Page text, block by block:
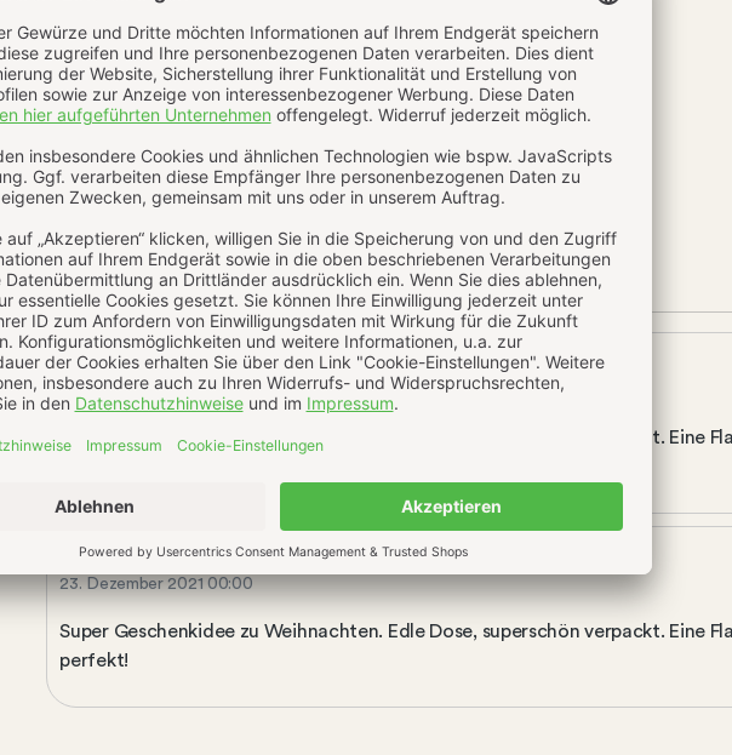
Bewertungen
Bewertungen nur in der aktuellen Sprache anzeigen.
23. Dezember 2021 08:32
Super Geschenkidee zu Weihnachten. Edle Dose, superschön verpackt. Eine
23. Dezember 2021 00:00
Super Geschenkidee zu Weihnachten. Edle Dose, superschön verpackt. Eine
perfekt!